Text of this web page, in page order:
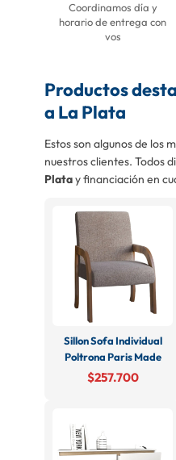
Coordinamos día y
horario de entrega con
vos
Productos
a La Plata
Estos son algunos de los
nuestros clientes. Todos
Platay financiación en
Sillon Sofa Individual
Poltrona Paris Made
$257.700